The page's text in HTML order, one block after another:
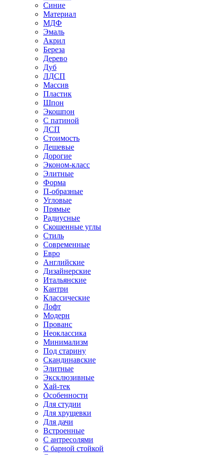
Синие
Материал
МДФ
Эмаль
Акрил
Береза
Дерево
Дуб
ЛДСП
Массив
Пластик
Шпон
Экошпон
С патиной
ДСП
Стоимость
Дешевые
Дорогие
Эконом-класс
Элитные
Форма
П-образные
Угловые
Прямые
Радиусные
Скошенные углы
Стиль
Современные
Евро
Английские
Дизайнерские
Итальянские
Кантри
Классические
Лофт
Модерн
Прованс
Неоклассика
Минимализм
Под старину
Скандинавские
Элитные
Эксклюзивные
Хай-тек
Особенности
Для студии
Для хрущевки
Для дачи
Встроенные
С антресолями
С барной стойкой